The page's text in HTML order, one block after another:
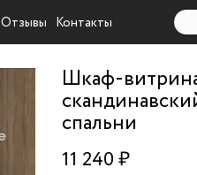
Отзывы Контакты
Шкаф-
спальни
11 240 ₽